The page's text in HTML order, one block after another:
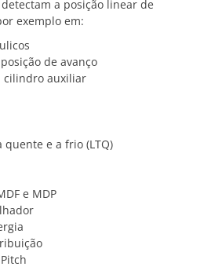
a posição linear de
exemplo em:
de avanço
cilindro auxiliar
quente e a frio (LTQ)
e MDP